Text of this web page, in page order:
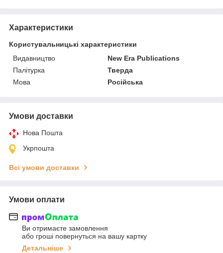
Характеристики
Користувальницькі характеристики
Видавництво
New Era Publications
Палітурка
Тверда
Мова
Російська
Умови доставки
Нова Пошта
Укрпошта
Всі умови доставки
Умови оплати
Ви отримаєте замовлення
або гроші повернуться на вашу картку
Детальніше